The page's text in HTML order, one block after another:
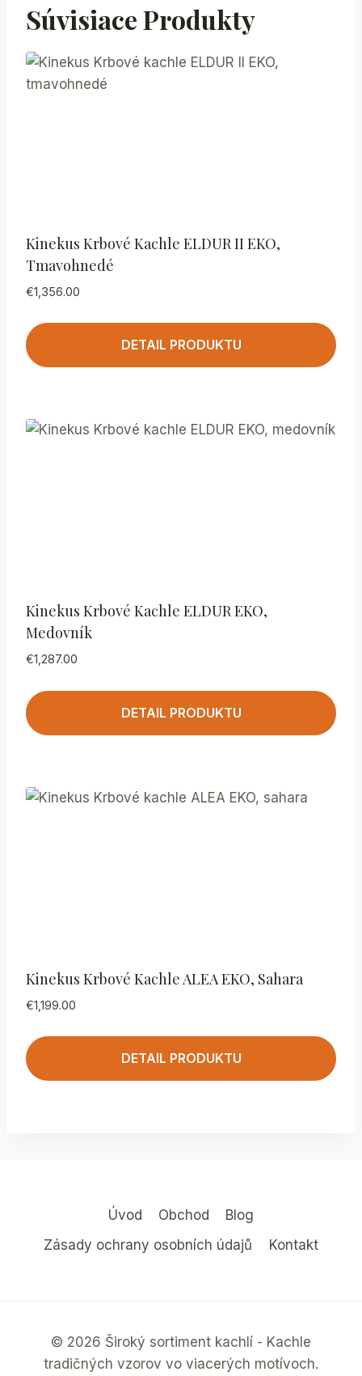
Súvisiace Produkty
Kinekus Krbové Kachle ELDUR II EKO,
Tmavohnedé
€1,356.00
DETAIL PRODUKTU
Kinekus Krbové Kachle ELDUR EKO,
Medovník
€1,287.00
DETAIL PRODUKTU
Kinekus Krbové Kachle ALEA EKO, Sahara
€1,199.00
DETAIL PRODUKTU
Úvod Obchod
Blog
Zásady ochrany osobních údajů
Kontakt
© 2026 Široký sortiment kachlí - Kachle
tradičných vzorov vo viacerých motívoch.